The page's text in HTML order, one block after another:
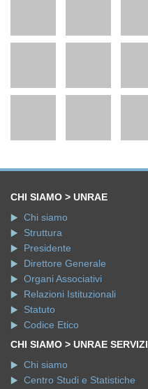
CHI SIAMO > UNRAE
Chi siamo
Struttura
Presidente
Direttore Generale
Organi Associativi
Relazioni Istituzionali
Statuto
Codice Etico
CHI SIAMO > UNRAE SERVIZI
Chi siamo
Centro Studi e Statistiche